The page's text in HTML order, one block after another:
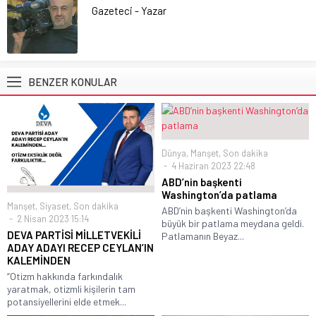
Gazeteci - Yazar
BENZER KONULAR
Manşet, Siyaset, Son dakika
2 Nisan 2023 15:14
DEVA PARTİSİ MİLLETVEKİLİ
ADAY ADAYI RECEP CEYLAN’IN
KALEMİNDEN
“Otizm hakkında farkındalık
yaratmak, otizmli kişilerin tam
potansiyellerini elde etmek...
Dünya, Manşet, Son dakika
4 Haziran 2023 22:48
ABD’nin başkenti
Washington’da patlama
ABD’nin başkenti Washington’da
büyük bir patlama meydana geldi.
Patlamanın Beyaz...